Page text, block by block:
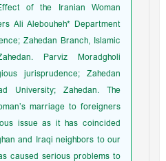
of the Iranian Woman
Ali Alebouheh* Department
Zahedan Branch, Islamic
Parviz Moradgholi
jurisprudence; Zahedan
University; Zahedan. The
marriage to foreigners
issue as it has coincided
and Iraqi neighbors to our
caused serious problems to